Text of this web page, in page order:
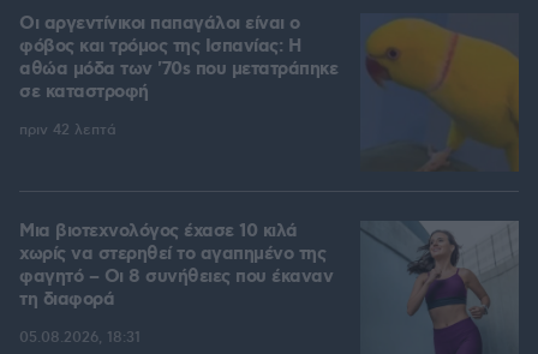
Οι αργεντίνικοι παπαγάλοι είναι ο
φόβος και τρόμος της Ισπανίας: Η
αθώα μόδα των '70s που μετατράπηκε
σε καταστροφή
πριν 42 λεπτά
Μια βιοτεχνολόγος έχασε 10 κιλά
χωρίς να στερηθεί το αγαπημένο της
φαγητό – Οι 8 συνήθειες που έκαναν
τη διαφορά
05.08.2026, 18:31